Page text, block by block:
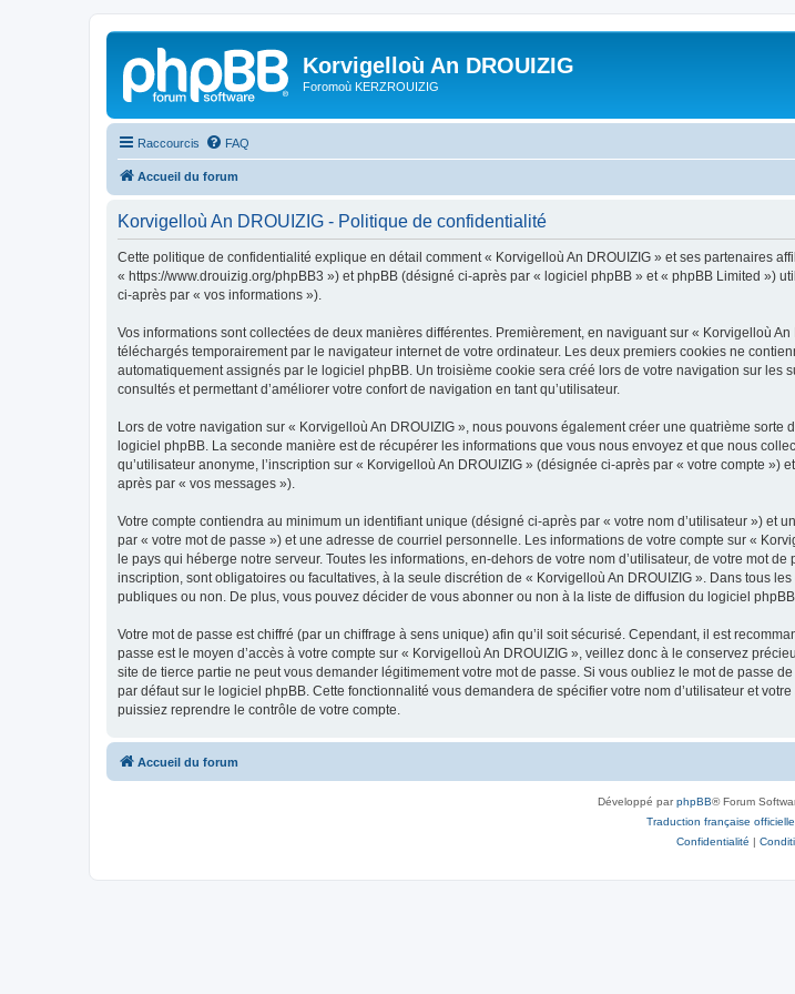
Korvigelloù An DROUIZIG
Foromoù KERZROUIZIG
Raccourcis FAQ
Accueil du forum
Korvigelloù An DROUIZIG - Politique de confidentialité
Cette politique de confidentialité explique en détail comment « Korvigelloù An DROUIZIG » et ses partenaires
« https://www.drouizig.org/phpBB3 ») et phpBB (désigné ci-après par « logiciel phpBB » et « phpBB Limited »)
ci-après par « vos informations »).
Vos informations sont collectées de deux manières différentes. Premièrement, en naviguant sur « Korvigelloù
téléchargés temporairement par le navigateur internet de votre ordinateur. Les deux premiers cookies ne
automatiquement assignés par le logiciel phpBB. Un troisième cookie sera créé lors de votre navigation sur les
consultés et permettant d’améliorer votre confort de navigation en tant qu’utilisateur.
Lors de votre navigation sur « Korvigelloù An DROUIZIG », nous pouvons également créer une quatrième
logiciel phpBB. La seconde manière est de récupérer les informations que vous nous envoyez et que nous
qu’utilisateur anonyme, l’inscription sur « Korvigelloù An DROUIZIG » (désignée ci-après par « votre compte
après par « vos messages »).
Votre compte contiendra au minimum un identifiant unique (désigné ci-après par « votre nom d’utilisateur »)
par « votre mot de passe ») et une adresse de courriel personnelle. Les informations de votre compte sur «
le pays qui héberge notre serveur. Toutes les informations, en-dehors de votre nom d’utilisateur, de votre mot
inscription, sont obligatoires ou facultatives, à la seule discrétion de « Korvigelloù An DROUIZIG ». Dans tous
publiques ou non. De plus, vous pouvez décider de vous abonner ou non à la liste de diffusion du logiciel
Votre mot de passe est chiffré (par un chiffrage à sens unique) afin qu’il soit sécurisé. Cependant, il est
passe est le moyen d’accès à votre compte sur « Korvigelloù An DROUIZIG », veillez donc à le conservez
site de tierce partie ne peut vous demander légitimement votre mot de passe. Si vous oubliez le mot de passe
par défaut sur le logiciel phpBB. Cette fonctionnalité vous demandera de spécifier votre nom d’utilisateur et
puissiez reprendre le contrôle de votre compte.
Accueil du forum
Développé parphpBB® Forum
Traduction française officielle
Confidentialité |